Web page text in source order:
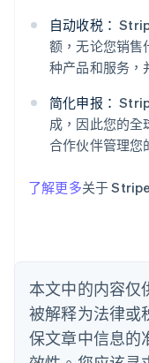
自动收税：
额，无论您销售
种产品和服务，
简化申报：
成，因此您的全
合作伙伴管理您
了解更多关于
本文中的内容仅
被解释为法律或
保文章中信息的
爱尔兰
English
爱沙尼亚
English
奥地利
DeutschEnglish
澳大利亚
English
Português English
English
丹麦
English
德国
DeutschEnglish